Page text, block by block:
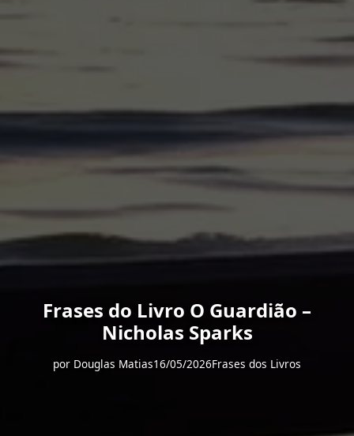
Frases do Livro O Guardião –
Nicholas Sparks
por Douglas Matias16/05/2026Frases dos Livros